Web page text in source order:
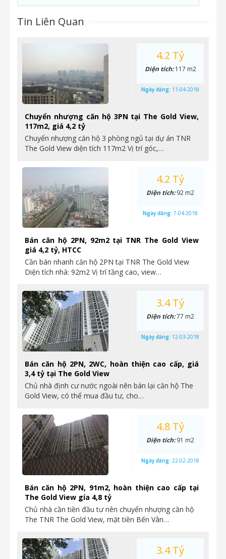
Tin Liên Quan
Chuyển nhượng căn hộ 3PN tại The Gold View,
117m2, giá 4,2 tỷ
Chuyển nhượng căn hộ 3 phòng ngủ tại dự án TNR
The Gold View diện tích 117m2 Vị trí góc,…
4.2 Tỷ
Diện tích:117 m2
Ngày đăng: 11-04-2018
Bán căn hộ 2PN, 92m2 tại TNR The Gold View
giá 4,2 tỷ, HTCC
Cần bán nhanh căn hộ 2PN tại TNR The Gold View
Diện tích nhà: 92m2 Vị trí tầng cao, view…
4.2 Tỷ
Diện tích:92 m2
Ngày đăng: 7-04-2018
Bán căn hộ 2PN, 2WC, hoàn thiện cao cấp, giá
3,4 tỷ tại The Gold View
Chủ nhà định cư nước ngoài nên bán lại căn hộ The
Gold View, có thể mua đầu tư, cho…
3.4 Tỷ
Diện tích:77 m2
Ngày đăng: 12-03-2018
Bán căn hộ 2PN, 91m2, hoàn thiện cao cấp tại
The Gold View gía 4,8 tỷ
Chủ nhà cần tiền đầu tư nên chuyển nhượng căn hộ
The TNR The Gold View, mặt tiền Bến Vân…
4.8 Tỷ
Diện tích:91 m2
Ngày đăng: 22-02-2018
3.4 Tỷ